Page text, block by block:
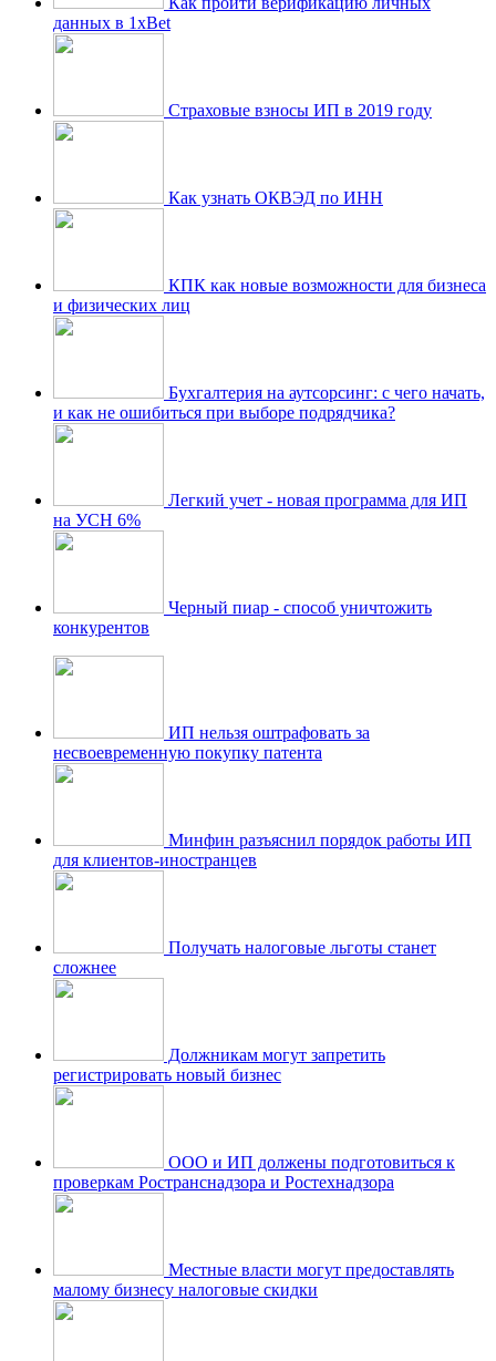
данных в 1xBet
Страховые взносы ИП в 2019 году
Как узнать ОКВЭД по ИНН
КПК как новые возможности для бизнеса
и физических лиц
Бухгалтерия на аутсорсинг: с чего начать,
и как не ошибиться при выборе подрядчика?
Легкий учет - новая программа для ИП
на УСН 6%
Черный пиар - способ уничтожить
конкурентов
ИП нельзя оштрафовать за
несвоевременную покупку патента
Минфин разъяснил порядок работы ИП
для клиентов-иностранцев
Получать налоговые льготы станет
сложнее
Должникам могут запретить
регистрировать новый бизнес
ООО и ИП должены подготовиться к
проверкам Ространснадзора и Ростехнадзора
Местные власти могут предоставлять
малому бизнесу налоговые скидки